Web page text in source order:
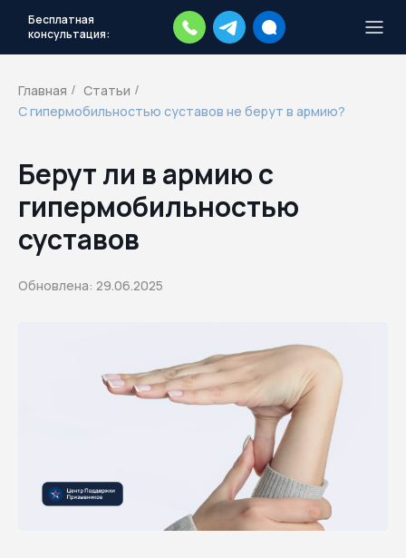
Бесплатная
консультация:
Главная / Статьи /
С гипермобильностью суставов не берут в армию?
Берут ли в армию с
гипермобильностью
суставов
Обновлена: 29.06.2025
каждый день.
действий